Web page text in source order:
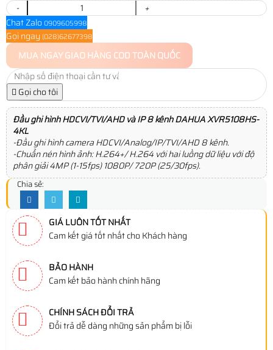
-
+
Chat Zalo 0909605998
Gọi ngay (028)62677398
MUA NGAYGIAO HÀNG COD TOÀN QUỐC
Gọi cho tôi
Đầu ghi hình HDCVI/TVI/AHD và IP 8 kênh DAHUA XVR5108HS-
4KL
-Đầu ghi hình camera HDCVI/Analog/IP/TVI/AHD 8 kênh.
-Chuẩn nén hình ảnh: H.264+/ H.264 với hai luồng dữ liệu với độ
phân giải 4MP (1-15fps) 1080P/ 720P (25/30fps).
Chia sẻ:
GIÁ LUÔN TỐT NHẤT
Cam kết giá tốt nhất cho Khách hàng
BẢO HÀNH
Cam kết bảo hành chính hãng
CHÍNH SÁCH ĐỔI TRẢ
Đổi trả dễ dàng những sản phẩm bị lỗi